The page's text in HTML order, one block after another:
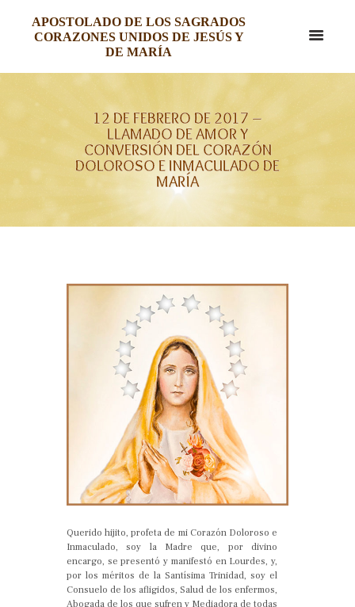
APOSTOLADO DE LOS SAGRADOS
CORAZONES UNIDOS DE JESÚS Y
DE MARÍA
12 DE FEBRERO DE 2017 –
LLAMADO DE AMOR Y
CONVERSIÓN DEL CORAZÓN
DOLOROSO E INMACULADO DE
MARÍA
Querido hijito, profeta de mi Corazón Doloroso e
Inmaculado, soy la Madre que, por divino
encargo, se presentó y manifestó en Lourdes, y,
por los méritos de la Santísima Trinidad, soy el
Consuelo de los afligidos, Salud de los enfermos,
Abogada de los que sufren y Mediadora de todas